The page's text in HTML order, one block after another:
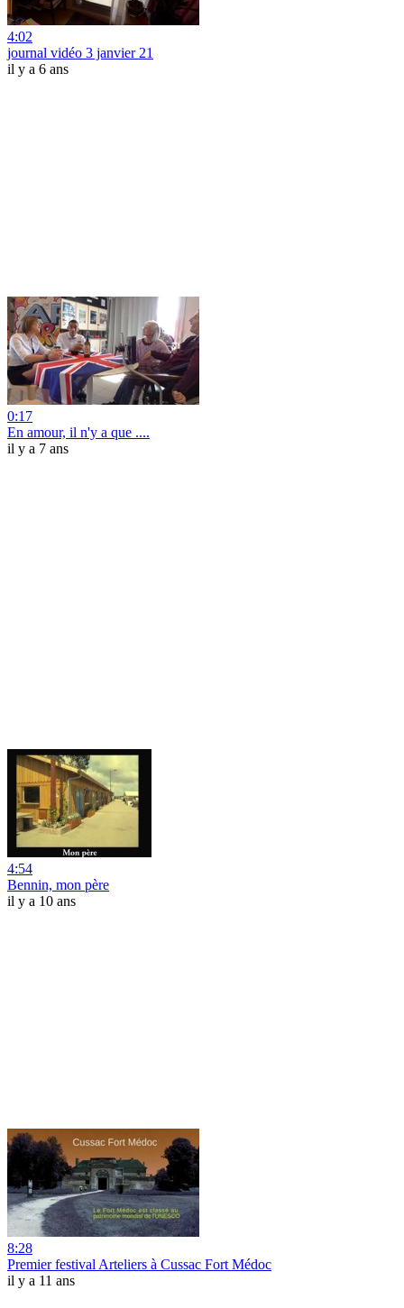
4:02
journal vidéo 3 janvier 21
il y a 6 ans
0:17
En amour, il n'y a que ....
il y a 7 ans
4:54
Bennin, mon père
il y a 10 ans
8:28
Premier festival Arteliers à Cussac Fort Médoc
il y a 11 ans